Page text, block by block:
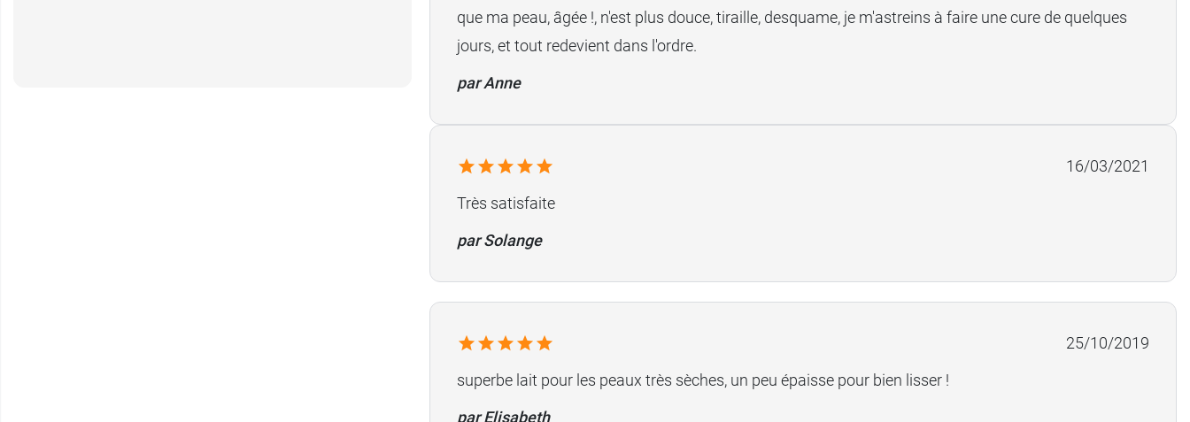
que ma peau, âgée !, n'est plus douce, tiraille, desquame, je m'astreins à faire une cure de quelques
jours, et tout redevient dans l'ordre.
par Anne
16/03/2021
Très satisfaite
par Solange
25/10/2019
superbe lait pour les peaux très sèches, un peu épaisse pour bien lisser !
par Elisabeth